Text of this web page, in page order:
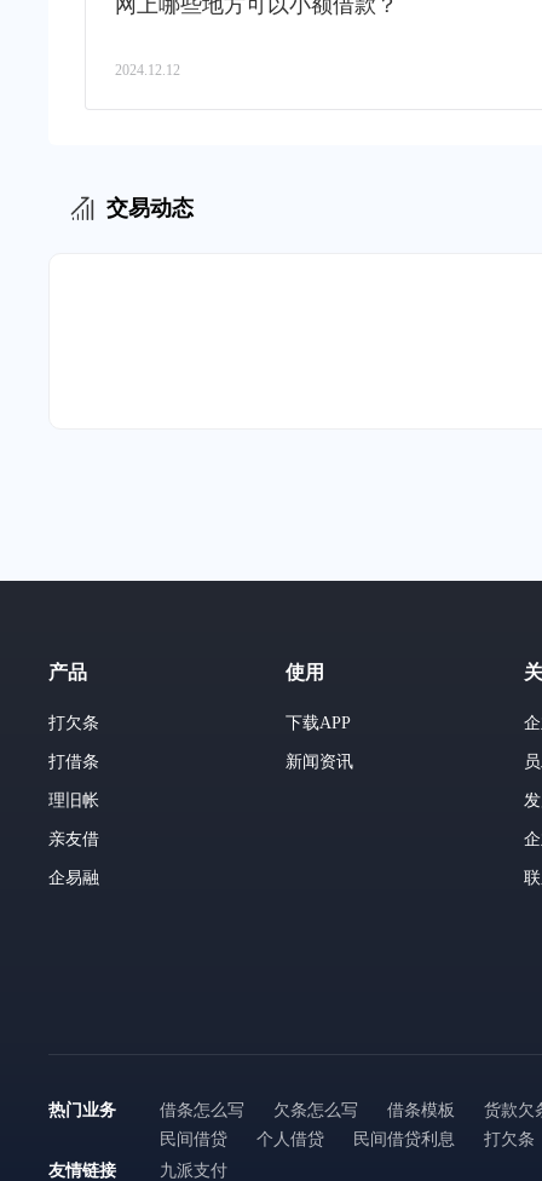
网上哪些地方可以小额借款？
2024.12.12
交易动态
产品
打欠条
打借条
理旧帐
亲友借
企易融
使用
下载APP
新闻资讯
热门业务 借条怎么写 欠条怎么写 借条模板
货款欠
民间借贷
个人借贷 民间借贷利息
打欠条
友情链接
九派支付